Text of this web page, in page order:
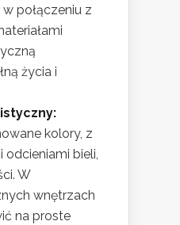
połączeniu z
życia i
kolory, z
odcieniami bieli,
W
wnętrzach
na proste